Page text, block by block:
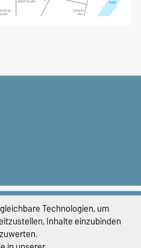
Technologien, um
Inhalte einzubinden